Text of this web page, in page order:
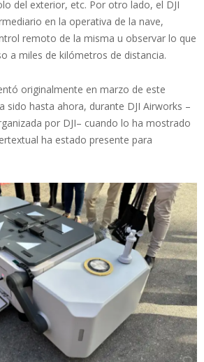
del exterior, etc. Por otro lado, el DJI
en la operativa de la nave,
remoto de la misma u observar lo que
a miles de kilómetros de distancia.
originalmente en marzo de este
sido hasta ahora, durante DJI Airworks –
por DJI– cuando lo ha mostrado
ha estado presente para